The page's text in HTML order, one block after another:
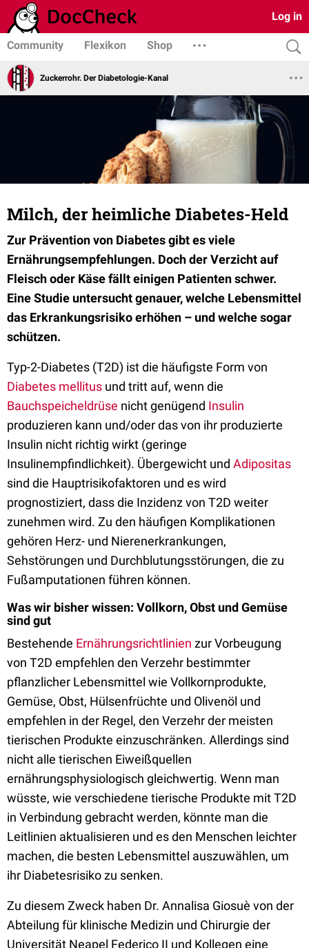
Log in
Community Flexikon Shop
Zuckerrohr. Der Diabetologie-Kanal
Milch, der heimliche Diabetes-Held
Zur Prävention von Diabetes gibt es viele
Ernährungsempfehlungen. Doch der Verzicht auf
Fleisch oder Käse fällt einigen Patienten schwer.
Eine Studie untersucht genauer, welche Lebensmittel
das Erkrankungsrisiko erhöhen – und welche sogar
schützen.
Typ-2-Diabetes (T2D) ist die häufigste Form von
Diabetes mellitus und tritt auf, wenn die
Bauchspeicheldrüse nicht genügend Insulin
produzieren kann und/oder das von ihr produzierte
Insulin nicht richtig wirkt (geringe
Insulinempfindlichkeit). Übergewicht und Adipositas
sind die Hauptrisikofaktoren und es wird
prognostiziert, dass die Inzidenz von T2D weiter
zunehmen wird. Zu den häufigen Komplikationen
gehören Herz- und Nierenerkrankungen,
Sehstörungen und Durchblutungsstörungen, die zu
Fußamputationen führen können.
Was wir bisher wissen: Vollkorn, Obst und Gemüse
sind gut
Bestehende Ernährungsrichtlinien zur Vorbeugung
von T2D empfehlen den Verzehr bestimmter
pflanzlicher Lebensmittel wie Vollkornprodukte,
Gemüse, Obst, Hülsenfrüchte und Olivenöl und
empfehlen in der Regel, den Verzehr der meisten
tierischen Produkte einzuschränken. Allerdings sind
nicht alle tierischen Eiweißquellen
ernährungsphysiologisch gleichwertig. Wenn man
wüsste, wie verschiedene tierische Produkte mit T2D
in Verbindung gebracht werden, könnte man die
Leitlinien aktualisieren und es den Menschen leichter
machen, die besten Lebensmittel auszuwählen, um
ihr Diabetesrisiko zu senken.
Zu diesem Zweck haben Dr. Annalisa Giosuè von der
Abteilung für klinische Medizin und Chirurgie der
Universität Neapel Federico II und Kollegen eine